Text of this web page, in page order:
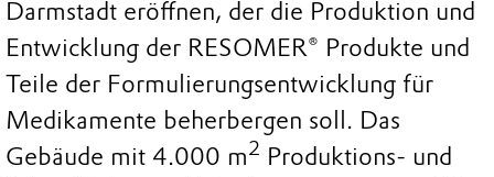
Darmstadt eröffnen, der die Produktion und
Entwicklung der RESOMER® Produkte und
Teile der Formulierungsentwicklung für
Medikamente beherbergen soll. Das
Gebäude mit 4.000 m2 Produktions- und